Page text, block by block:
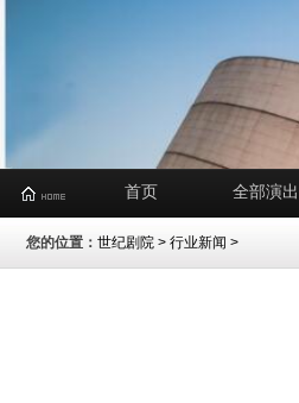
首页 全部演
您的位置： 世纪剧院 > 行业新闻 >